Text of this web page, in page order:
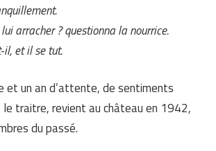
arracher ? questionna la nourrice.
et il se tut.
et un an d’attente, de sentiments
le traitre, revient au château en 1942,
du passé.